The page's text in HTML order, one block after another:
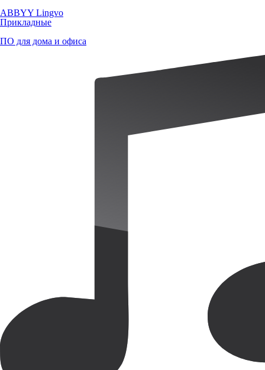
ABBYY Lingvo
Прикладные
ПО для дома и офиса